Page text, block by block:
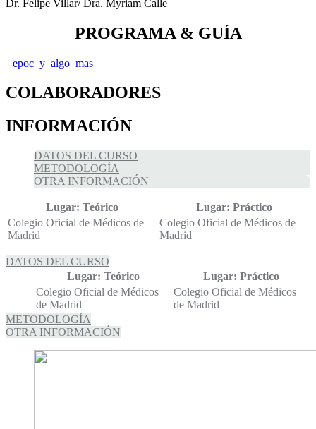
Dr. Felipe Villar/ Dra. Myriam Calle
PROGRAMA & GUÍA
epoc_y_algo_mas
COLABORADORES
INFORMACIÓN
DATOS DEL CURSO
METODOLOGÍA
OTRA INFORMACIÓN
Lugar: Teórico
Lugar: Práctico
Colegio Oficial de Médicos de
Madrid
Colegio Oficial de Médicos de
Madrid
DATOS DEL CURSO
Lugar: Teórico
Lugar: Práctico
Colegio Oficial de Médicos
de Madrid
Colegio Oficial de Médicos
de Madrid
METODOLOGÍA
OTRA INFORMACIÓN